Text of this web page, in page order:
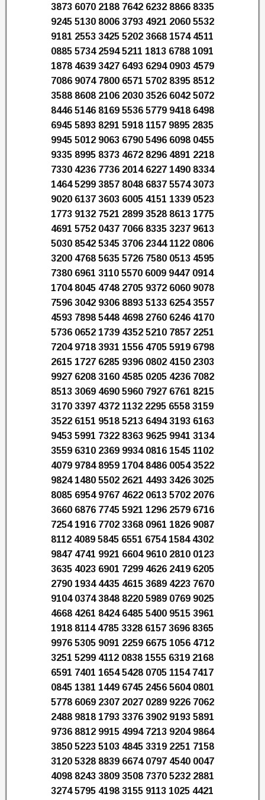
3873 6070 2188 7642 6232 8866 8335
9245 5130 8006 3793 4921 2060 5532
9181 2553 3425 5202 3668 1574 4511
0885 5734 2594 5211 1813 6788 1091
1878 4639 3427 6493 6294 0903 4579
7086 9074 7800 6571 5702 8395 8512
3588 8608 2106 2030 3526 6042 5072
8446 5146 8169 5536 5779 9418 6498
6945 5893 8291 5918 1157 9895 2835
9945 5012 9063 6790 5496 6098 0455
9335 8995 8373 4672 8296 4891 2218
7330 4236 7736 2014 6227 1490 8334
1464 5299 3857 8048 6837 5574 3073
9020 6137 3603 6005 4151 1339 0523
1773 9132 7521 2899 3528 8613 1775
4691 5752 0437 7066 8335 3237 9613
5030 8542 5345 3706 2344 1122 0806
3200 4768 5635 5726 7580 0513 4595
7380 6961 3110 5570 6009 9447 0914
1704 8045 4748 2705 9372 6060 9078
7596 3042 9306 8893 5133 6254 3557
4593 7898 5448 4698 2760 6246 4170
5736 0652 1739 4352 5210 7857 2251
7204 9718 3931 1556 4705 5919 6798
2615 1727 6285 9396 0802 4150 2303
9927 6208 3160 4585 0205 4236 7082
8513 3069 4690 5960 7927 6761 8215
3170 3397 4372 1132 2295 6558 3159
3522 6151 9518 5213 6494 3193 6163
9453 5991 7322 8363 9625 9941 3134
3559 6310 2369 9934 0816 1545 1102
4079 9784 8959 1704 8486 0054 3522
9824 1480 5502 2621 4493 3426 3025
8085 6954 9767 4622 0613 5702 2076
3660 6876 7745 5921 1296 2579 6716
7254 1916 7702 3368 0961 1826 9087
8112 4089 5845 6551 6754 1584 4302
9847 4741 9921 6604 9610 2810 0123
3635 4023 6901 7299 4626 2419 6205
2790 1934 4435 4615 3689 4223 7670
9104 0374 3848 8220 5989 0769 9025
4668 4261 8424 6485 5400 9515 3961
1918 8114 4785 3328 6157 3696 8365
9976 5305 9091 2259 6675 1056 4712
3251 5299 4112 0838 1555 6319 2168
6591 7401 1654 5428 0705 1154 7417
0845 1381 1449 6745 2456 5604 0801
5778 6069 2307 2027 0289 9226 7062
2488 9818 1793 3376 3902 9193 5891
9736 8812 9915 4994 7213 9204 9864
3850 5223 5103 4845 3319 2251 7158
3120 5328 8839 6674 0797 4540 0047
4098 8243 3809 3508 7370 5232 2881
3274 5795 4198 3155 9113 1025 4421